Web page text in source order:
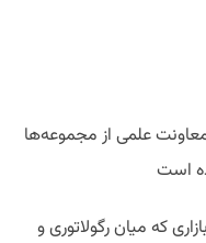
علمی از مجموعه‌ها
است
که میان رگولاتوری و